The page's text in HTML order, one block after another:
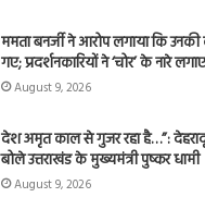
ममता बनर्जी ने आरोप लगाया कि
गए; प्रदर्शनकारियों ने ‘चोर’ के नारे लगाए
August 9, 2026
देश अमृत काल से गुजर रहा है…”: देहरादून
बोले उत्तराखंड के मुख्यमंत्री पुष्कर धामी
August 9, 2026